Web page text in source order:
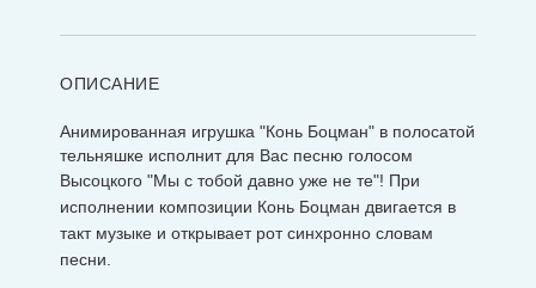
ОПИСАНИЕ
Анимированная игрушка "Конь Боцман" в полосатой
тельняшке исполнит для Вас песню голосом
Высоцкого "Мы с тобой давно уже не те"! При
исполнении композиции Конь Боцман двигается в
такт музыке и открывает рот синхронно словам
песни.